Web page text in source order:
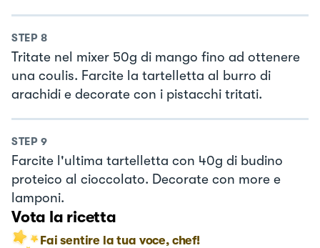
STEP 8
Tritate nel mixer 50g di mango fino ad ottenere
una coulis. Farcite la tartelletta al burro di
arachidi e decorate con i pistacchi tritati.
STEP 9
Farcite l'ultima tartelletta con 40g di budino
proteico al cioccolato. Decorate con more e
lamponi.
Vota la ricetta
Fai sentire la tua voce, chef!